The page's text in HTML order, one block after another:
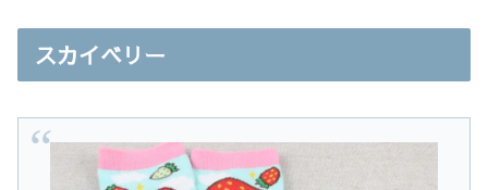
スカイベリー